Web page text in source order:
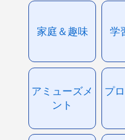
家庭＆趣味 学
アミューズメ
ント
プ